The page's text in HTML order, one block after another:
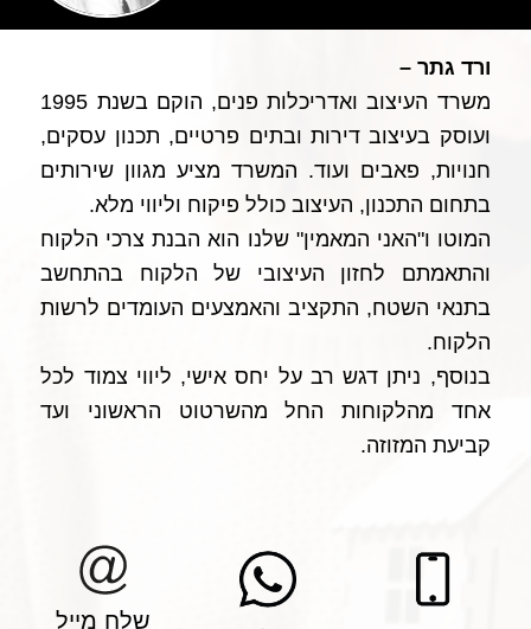
ורד גתר –
משרד העיצוב ואדריכלות פנים, הוקם בשנת 1995
ועוסק בעיצוב דירות ובתים פרטיים, תכנון עסקים,
חנויות, פאבים ועוד. המשרד מציע מגוון שירותים
בתחום התכנון, העיצוב כולל פיקוח וליווי מלא.
המוטו ו"האני המאמין" שלנו הוא הבנת צרכי הלקוח
והתאמתם לחזון העיצובי של הלקוח בהתחשב
בתנאי השטח, התקציב והאמצעים העומדים לרשות
הלקוח.
בנוסף, ניתן דגש רב על יחס אישי, ליווי צמוד לכל
אחד מהלקוחות החל מהשרטוט הראשוני ועד
קביעת המזוזה.
שלח מייל